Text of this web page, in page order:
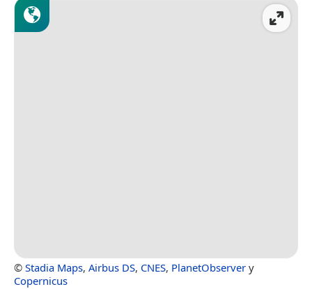
© Stadia Maps, Airbus DS, CNES, PlanetObserver y
Copernicus